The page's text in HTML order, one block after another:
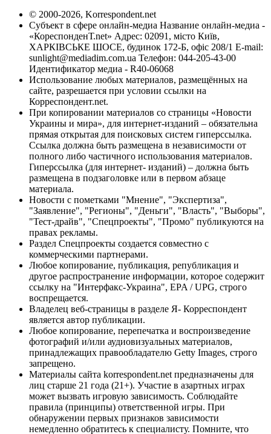
© 2000-2026, Korrespondent.net
Субъект в сфере онлайн-медиа Название онлайн-медиа -
«КореспонденТ.net» Адрес: 02091, місто Київ,
ХАРКІВСЬКЕ ШОСЕ, будинок 172-Б, офіс 208/1 E-mail:
sunlight@mediadim.com.ua Телефон: 044-205-43-00
Идентификатор медиа - R40-06068
Использование любых материалов, размещённых на
сайте, разрешается при условии ссылки на
Корреспондент.net.
При копировании материалов со страницы «Новости
Украины и мира», для интернет-изданий – обязательна
прямая открытая для поисковых систем гиперссылка.
Ссылка должна быть размещена в независимости от
полного либо частичного использования материалов.
Гиперссылка (для интернет- изданий) – должна быть
размещена в подзаголовке или в первом абзаце
материала.
Новости с пометками "Мнение", "Экспертиза",
"Заявление", "Регионы", "Деньги", "Власть", "Выборы",
"Тест-драйв", "Спецпроекты", "Промо" публикуются на
правах рекламы.
Раздел Спецпроекты создается совместно с
коммерческими партнерами.
Любое копирование, публикация, републикация и
другое распространение информации, которое содержит
ссылку на "Интерфакс-Украина", EPA / UPG, строго
воспрещается.
Владелец веб-страницы в разделе Я- Корреспондент
является автор публикации.
Любое копирование, перепечатка и воспроизведение
фотографий и/или аудиовизуальных материалов,
принадлежащих правообладателю Getty Images, строго
запрещено.
Материалы сайта korrespondent.net предназначены для
лиц старше 21 года (21+). Участие в азартных играх
может вызвать игровую зависимость. Соблюдайте
правила (принципы) ответственной игры. При
обнаружении первых признаков зависимости
немедленно обратитесь к специалисту. Помните, что